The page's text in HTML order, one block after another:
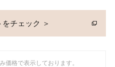
チェック ＞
価格で表示しております。